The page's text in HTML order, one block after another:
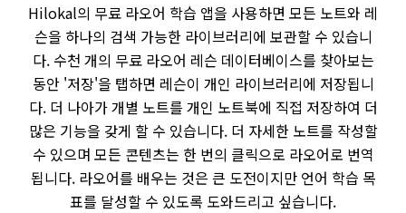
Hilokal의 무료 라오어 학습 앱을 사용하면 모든 노트와 레
슨을 하나의 검색 가능한 라이브러리에 보관할 수 있습니
다. 수천 개의 무료 라오어 레슨 데이터베이스를 찾아보는
동안 '저장'을 탭하면 레슨이 개인 라이브러리에 저장됩니
다. 더 나아가 개별 노트를 개인 노트북에 직접 저장하여 더
많은 기능을 갖게 할 수 있습니다. 더 자세한 노트를 작성할
수 있으며 모든 콘텐츠는 한 번의 클릭으로 라오어로 번역
됩니다. 라오어를 배우는 것은 큰 도전이지만 언어 학습 목
표를 달성할 수 있도록 도와드리고 싶습니다.